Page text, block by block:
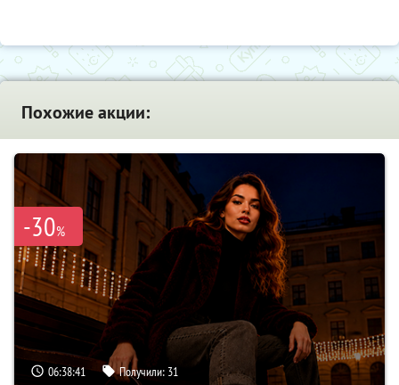
Похожие акции:
-30%
06:38:41 Получили: 31